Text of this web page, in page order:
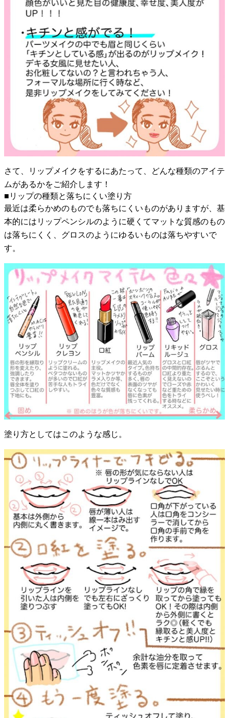
さて、リップメイクをするにあたって、どんな種類のアイテ
ムがあるかをご紹介します！
■リップの種類と落ちにくい塗り方
最近は柔らかめのものでも落ちにくいものがありますが、基
本的にはリップペンシルのように硬くてマットな質感のもの
は落ちにくく、グロスのようにゆるいものは落ちやすいで
す。
塗り方としてはこのような感じ。